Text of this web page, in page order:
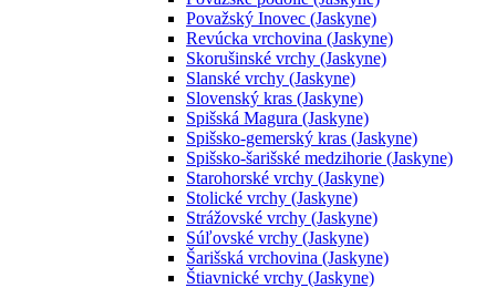
Považský Inovec (Jaskyne)
Revúcka vrchovina (Jaskyne)
Skorušinské vrchy (Jaskyne)
Slanské vrchy (Jaskyne)
Slovenský kras (Jaskyne)
Spišská Magura (Jaskyne)
Spišsko-gemerský kras (Jaskyne)
Spišsko-šarišské medzihorie (Jaskyne)
Starohorské vrchy (Jaskyne)
Stolické vrchy (Jaskyne)
Strážovské vrchy (Jaskyne)
Súľovské vrchy (Jaskyne)
Šarišská vrchovina (Jaskyne)
Štiavnické vrchy (Jaskyne)